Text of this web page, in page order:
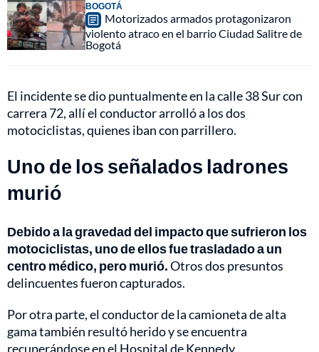
BOGOTÁ
Motorizados armados protagonizaron
violento atraco en el barrio Ciudad Salitre de
Bogotá
El incidente se dio puntualmente en la calle 38 Sur con
carrera 72, allí el conductor arrolló a los dos
motociclistas, quienes iban con parrillero.
Uno de los señalados ladrones
murió
Debido a la gravedad del impacto que sufrieron los
motociclistas, uno de ellos fue trasladado a un
centro médico, pero murió.Otros dos presuntos
delincuentes fueron capturados.
Por otra parte, el conductor de la camioneta de alta
gama también resultó herido y se encuentra
recuperándose en el Hospital de Kennedy.